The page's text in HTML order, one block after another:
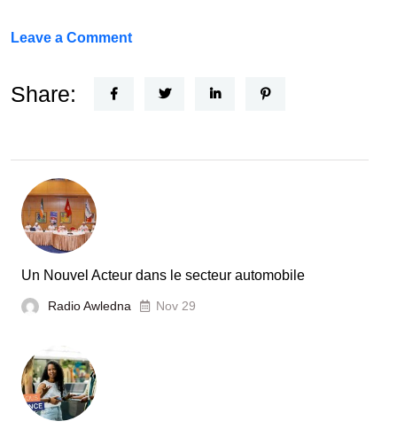
Leave a Commenton
Horizon
la
France
Share:
Un Nouvel Acteur dans le secteur automobile
Radio Awledna Nov 29